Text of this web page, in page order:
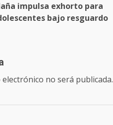
impulsa exhorto para
bajo resguardo
no será publicada.